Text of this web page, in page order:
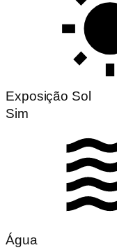
Exposição Sol
Sim
Água